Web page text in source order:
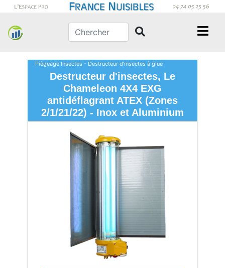
Piègeage Insectes - Destructeur d'insectes à glue
Destructeur d'insectes, Le
Chameleon 4X4 EXG
antidéflagrant ATEX (Zones
2/1/21/22) - Inox et Aluminium